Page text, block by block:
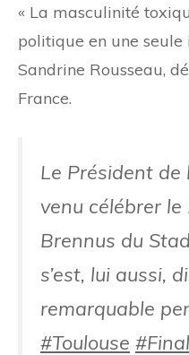
« La masculinité
politique en une seule
Sandrine Rousseau,
France.
Le Président de
venu célébrer
Brennus du
s’est, lui aussi,
remarquable
#Toulouse